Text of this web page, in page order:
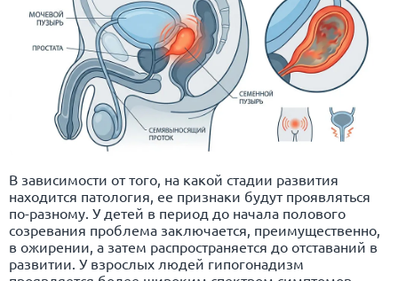
В зависимости от того, на какой стадии развития
находится патология, ее признаки будут проявляться
по-разному. У детей в период до начала полового
созревания проблема заключается, преимущественно,
в ожирении, а затем распространяется до отставаний в
развитии. У взрослых людей гипогонадизм